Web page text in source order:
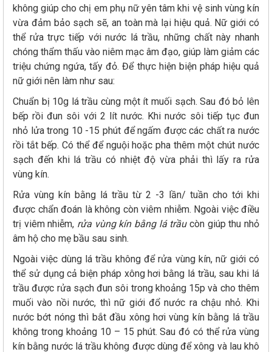
không giúp cho chị em phụ nữ yên tâm khi vệ sinh vùng kín
vừa đảm bảo sạch sẽ, an toàn mà lại hiệu quả. Nữ giới có
thể rửa trực tiếp với nước lá trầu, những chất này nhanh
chóng thẩm thấu vào niêm mạc âm đạo, giúp làm giảm các
triệu chứng ngứa, tấy đỏ. Để thực hiện biện pháp hiệu quả
nữ giới nên làm như sau:
Chuẩn bị 10g lá trầu cùng một ít muối sạch. Sau đó bỏ lên
bếp rồi đun sôi với 2 lít nước. Khi nước sôi tiếp tục đun
nhỏ lửa trong 10 -15 phút để ngấm được các chất ra nước
rồi tắt bếp. Có thể để nguội hoặc pha thêm một chút nước
sạch đến khi lá trầu có nhiệt độ vừa phải thì lấy ra rửa
vùng kín.
Rửa vùng kín bằng lá trầu từ 2 -3 lần/ tuần cho tới khi
được chẩn đoán là không còn viêm nhiễm. Ngoài việc điều
trị viêm nhiễm, rửa vùng kín bằng lá trầu còn giúp thu nhỏ
âm hộ cho mẹ bầu sau sinh.
Ngoài việc dùng lá trầu không để rửa vùng kín, nữ giới có
thể sử dụng cả biện pháp xông hơi bằng lá trầu, sau khi lá
trầu được rửa sạch đun sôi trong khoảng 15p và cho thêm
muối vào nồi nước, thì nữ giới đổ nước ra chậu nhỏ. Khi
nước bớt nóng thì bắt đầu xông hơi vùng kín bằng lá trầu
không trong khoảng 10 – 15 phút. Sau đó có thể rửa vùng
kín bằng nước lá trầu không được dùng để xông và lau khô